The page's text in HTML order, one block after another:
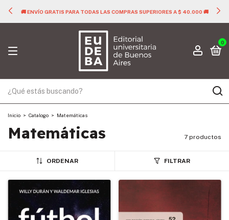
🚚 ENVÍO GRATIS PARA TODAS LAS COMPRAS SUPERIORES A $ 40.000 🚚
0
Inicio > Catalogo > Matemáticas
Matemáticas 7 productos
ORDENAR FILTRAR